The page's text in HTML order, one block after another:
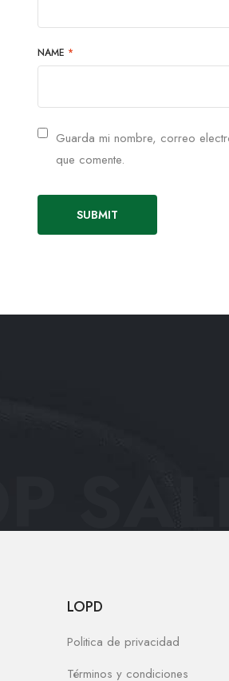
NAME *
Guarda mi nombre, correo
que comente.
LOPD
Politica de privacidad
Términos y condiciones